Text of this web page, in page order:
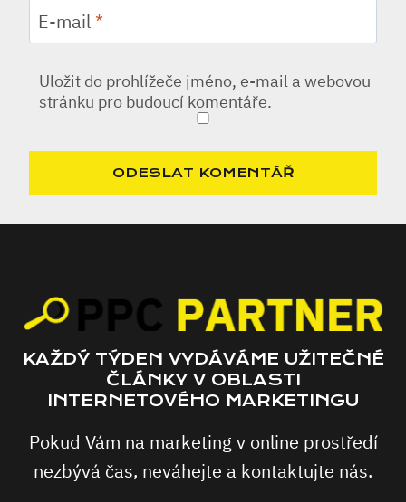
E-mail *
Uložit do prohlížeče jméno, e-mail a webovou
stránku pro budoucí komentáře.
KAŽDÝ TÝDEN VYDÁVÁME UŽITEČNÉ
ČLÁNKY V OBLASTI
INTERNETOVÉHO MARKETINGU
Pokud Vám na marketing v online prostředí
nezbývá čas, neváhejte a kontaktujte nás.